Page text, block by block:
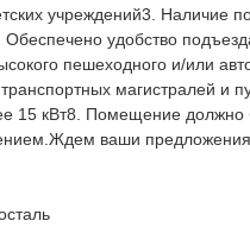
учреждений3. Наличие
Обеспечено удобство
пешеходного и/или
магистралей и
15 кВт8. Помещение должно
ваши